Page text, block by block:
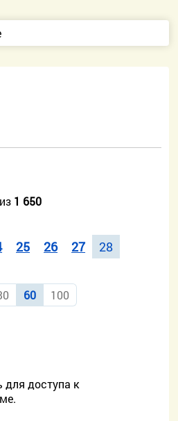
из 1 650
25 26 27 28
60 100
для доступа к